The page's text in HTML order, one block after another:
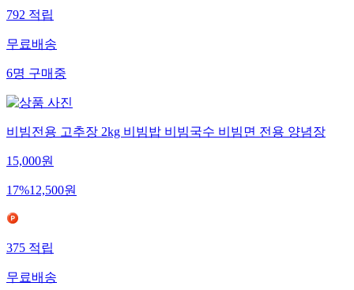
792적립
무료배송
6명구매중
비빔전용 고추장 2kg 비빔밥 비빔국수 비빔면 전용 양념장
15,000원
17%12,500원
375적립
무료배송